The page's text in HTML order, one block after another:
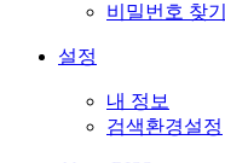
비밀번호 찾기
설정
내 정보
검색환경설정